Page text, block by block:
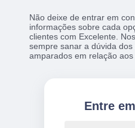
Não deixe de entrar em
informações sobre cada
clientes com Excelente.
sempre sanar a dúvida
amparados em relação
Entre